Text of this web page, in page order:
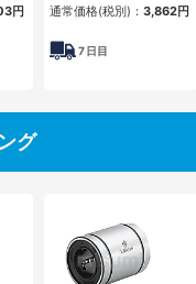
円 通常価格(税別)： 3,862円
7日目
グ